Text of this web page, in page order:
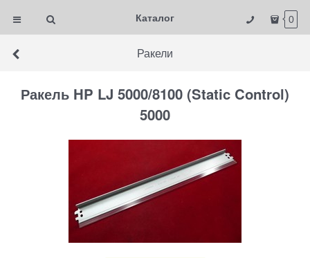
Каталог 0
Ракели
Ракель HP LJ 5000/8100 (Static Control)
5000